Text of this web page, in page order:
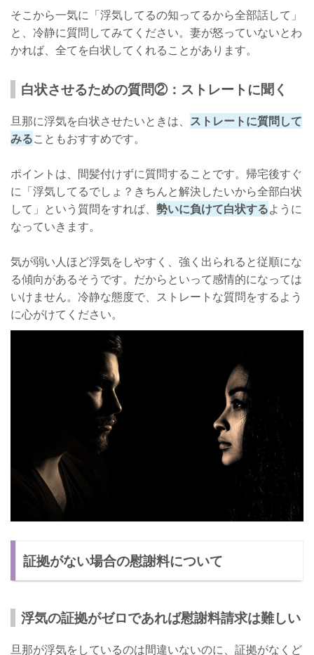
そこから一気に「浮気してるの知ってるから全部話して」
と、冷静に質問してみてください。妻が怒っていないとわ
かれば、全てを白状してくれることがあります。
白状させるための質問②：ストレートに聞く
旦那に浮気を白状させたいときは、 ストレートに質問して
みることもおすすめです。
ポイントは、間髪付けずに質問することです。帰宅後すぐ
に「浮気してるでしょ？きちんと解決したいから全部白状
して」という質問をすれば、 勢いに負けて白状するように
なっていきます。
気が弱い人ほど浮気をしやすく、強く出られると従順にな
る傾向があるそうです。だからといって感情的になっては
いけません。冷静な態度で、ストレートな質問をするよう
に心がけてください。
証拠がない場合の慰謝料について
浮気の証拠がゼロであれば慰謝料請求は難しい
旦那が浮気をしているのは間違いないのに、証拠がなくど